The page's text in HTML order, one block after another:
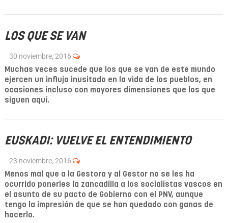
LOS QUE SE VAN
30 noviembre, 2016
Muchas veces sucede que los que se van de este mundo
ejercen un influjo inusitado en la vida de los pueblos, en
ocasiones incluso con mayores dimensiones que los que
siguen aquí.
EUSKADI: VUELVE EL ENTENDIMIENTO
23 noviembre, 2016
Menos mal que a la Gestora y al Gestor no se les ha
ocurrido ponerles la zancadilla a los socialistas vascos en
el asunto de su pacto de Gobierno con el PNV, aunque
tengo la impresión de que se han quedado con ganas de
hacerlo.